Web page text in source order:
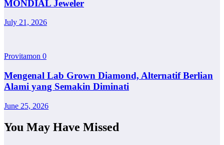
MONDIAL Jeweler
July 21, 2026
Provitamon 0
Mengenal Lab Grown Diamond, Alternatif Berlian
Alami yang Semakin Diminati
June 25, 2026
You May Have Missed